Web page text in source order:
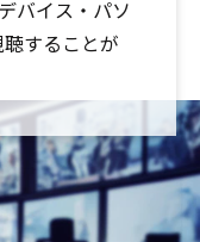
バイス・パソ
することが